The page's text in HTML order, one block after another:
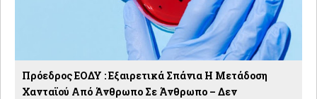
Πρόεδρος ΕΟΔΥ : Εξαιρετικά Σπάνια Η Μετάδοση
Χανταϊού Από Άνθρωπο Σε Άνθρωπο – Δεν